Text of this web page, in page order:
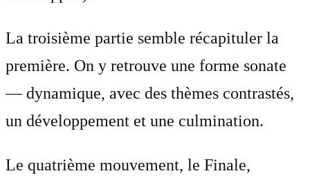
La troisième partie semble récapituler la
première. On y retrouve une forme sonate
— dynamique, avec des thèmes contrastés,
un développement et une culmination.
Le quatrième mouvement, le Finale,